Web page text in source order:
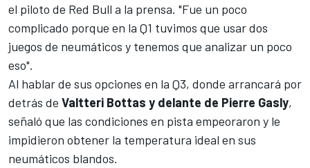
el piloto de Red Bull a la prensa. "Fue un poco
complicado porque en la Q1 tuvimos que usar dos
juegos de neumáticos y tenemos que analizar un poco
eso".
Al hablar de sus opciones en la Q3, donde arrancará por
detrás de Valtteri Bottas y delante de Pierre Gasly,
señaló que las condiciones en pista empeoraron y le
impidieron obtener la temperatura ideal en sus
neumáticos blandos.